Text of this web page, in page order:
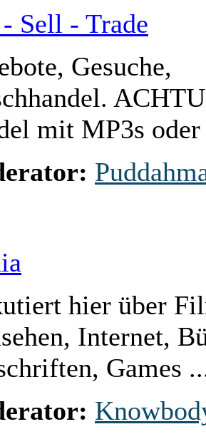
Sell - Trade
Gesuche,
mit MP3s
hier über
Internet,
Games